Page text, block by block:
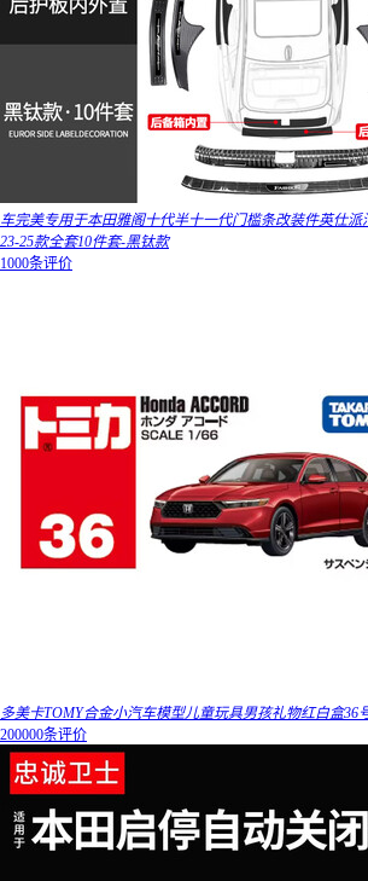
车完美专用于本田雅阁十代半十一代门槛条改装件英仕派
23-25款全套10件套-黑钛款
1000条评价
多美卡TOMY合金小汽车模型儿童玩具男孩礼物红白盒36
200000条评价